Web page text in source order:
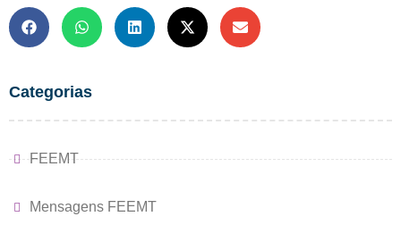
Categorias
FEEMT
Mensagens FEEMT